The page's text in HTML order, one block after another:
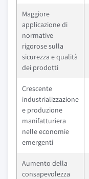
Maggiore
applicazione di
normative
rigorose sulla
sicurezza e qualità
dei prodotti
Crescente
industrializzazione
e produzione
manifatturiera
nelle economie
emergenti
Aumento della
consapevolezza